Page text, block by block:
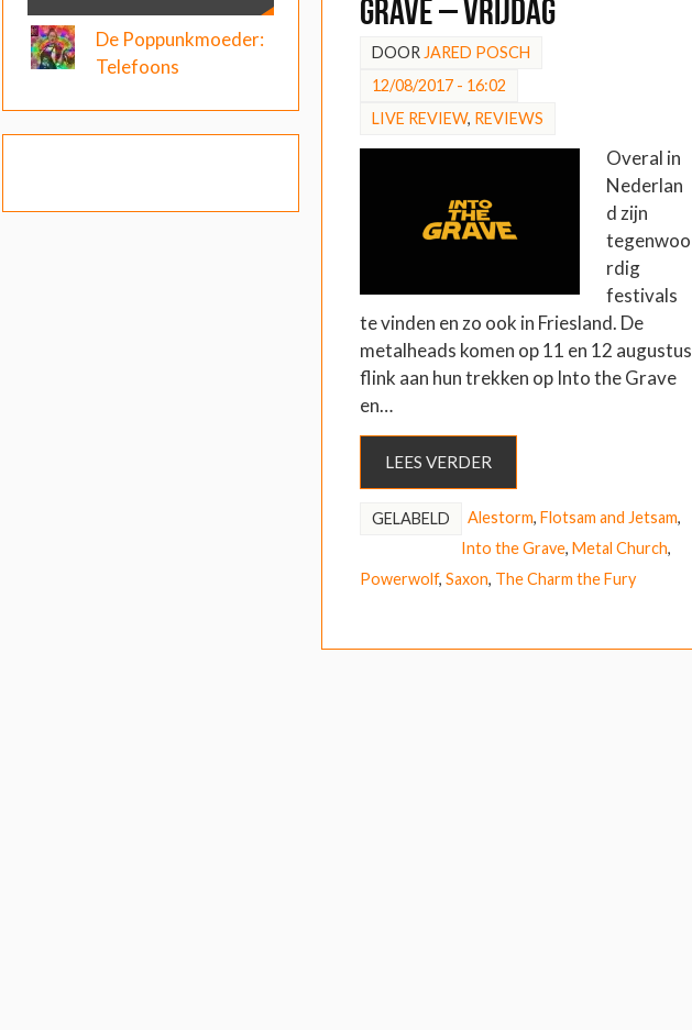
Grave – Vrijdag
DOOR JARED POSCH
12/08/2017 - 16:02
LIVE REVIEW, REVIEWS
Overal in
Nederlan
d zijn
tegenwoo
rdig
festivals
te vinden en zo ook in Friesland. De
metalheads komen op 11 en 12 augustus
flink aan hun trekken op Into the Grave
en…
LEES VERDER
GELABELD Alestorm, Flotsam and Jetsam,
Into the Grave, Metal Church,
Powerwolf, Saxon, The Charm the Fury
De Poppunkmoeder:
Telefoons